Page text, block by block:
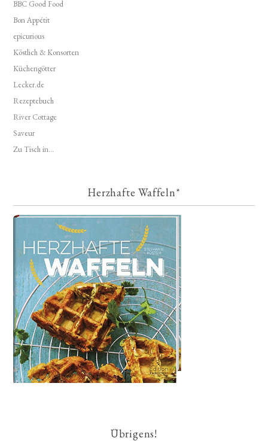
BBC Good Food
Bon Appétit
epicurious
Köstlich & Konsorten
Küchengötter
Lecker.de
Rezeptebuch
River Cottage
Saveur
Zu Tisch in...
Herzhafte Waffeln*
Übrigens!